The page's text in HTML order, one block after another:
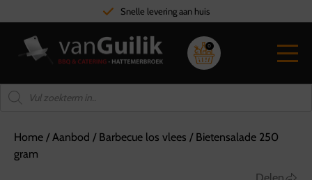
Snelle levering aan huis
0
Home /Aanbod / Barbecue los vlees / Bietensalade 250
gram